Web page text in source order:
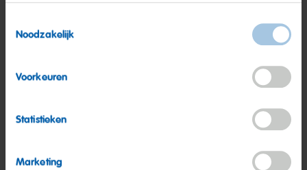
Noodzakelijk
Voorkeuren
Statistieken
Marketing